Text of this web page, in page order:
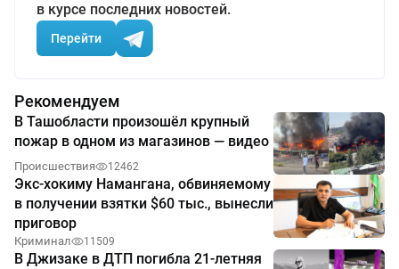
в курсе последних новостей.
Перейти
Рекомендуем
В Ташобласти произошёл крупный
пожар в одном из магазинов — видео
Происшествия 12462
Экс-хокиму Намангана, обвиняемому
в получении взятки $60 тыс., вынесли
приговор
Криминал 11509
В Джизаке в ДТП погибла 21-летняя